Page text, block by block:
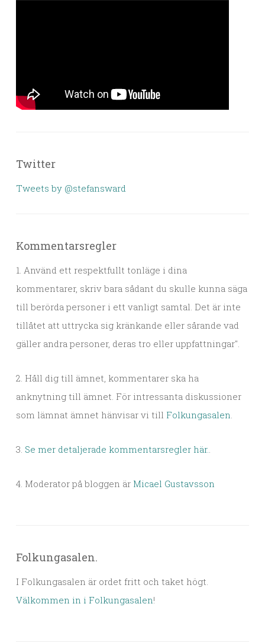
Twitter
Tweets by @stefansward
Kommentarsregler
1. Använd ett respektfullt tonläge i dina
kommentarer, skriv bara sådant du skulle kunna säga
till berörda personer i ett vanligt samtal. Det är inte
tillåtet att uttrycka sig kränkande eller sårande vad
gäller andra personer, deras tro eller uppfattningar".
2. Håll dig till ämnet, kommentarer ska ha
anknytning till ämnet. För intressanta diskussioner
som lämnat ämnet hänvisar vi till Folkungasalen.
3. Se mer detaljerade kommentarsregler här..
4. Moderator på bloggen är Micael Gustavsson
Folkungasalen.
I Folkungasalen är ordet fritt och taket högt.
Välkommen in i Folkungasalen!